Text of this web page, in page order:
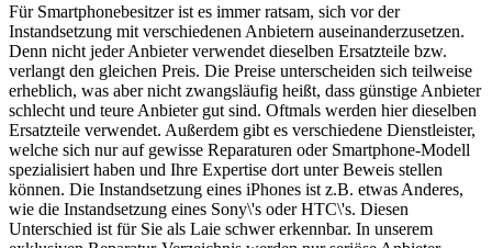
Für Smartphonebesitzer ist es immer ratsam, sich vor der
Instandsetzung mit verschiedenen Anbietern auseinanderzusetzen.
Denn nicht jeder Anbieter verwendet dieselben Ersatzteile bzw.
verlangt den gleichen Preis. Die Preise unterscheiden sich teilweise
erheblich, was aber nicht zwangsläufig heißt, dass günstige Anbieter
schlecht und teure Anbieter gut sind. Oftmals werden hier dieselben
Ersatzteile verwendet. Außerdem gibt es verschiedene Dienstleister,
welche sich nur auf gewisse Reparaturen oder Smartphone-Modell
spezialisiert haben und Ihre Expertise dort unter Beweis stellen
können. Die Instandsetzung eines iPhones ist z.B. etwas Anderes,
wie die Instandsetzung eines Sony\'s oder HTC\'s. Diesen
Unterschied ist für Sie als Laie schwer erkennbar. In unserem